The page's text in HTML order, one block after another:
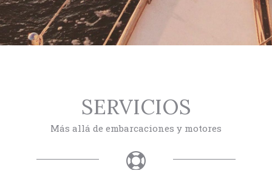
SERVICIOS
Más allá de embarcaciones y motores